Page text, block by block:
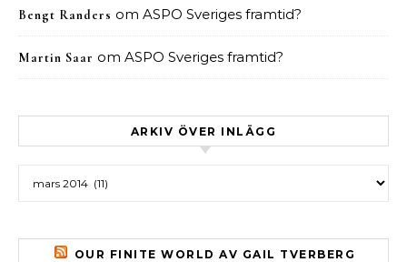
Bengt Randers om ASPO Sveriges framtid?
Martin Saar om ASPO Sveriges framtid?
ARKIV ÖVER INLÄGG
OUR FINITE WORLD AV GAIL TVERBERG